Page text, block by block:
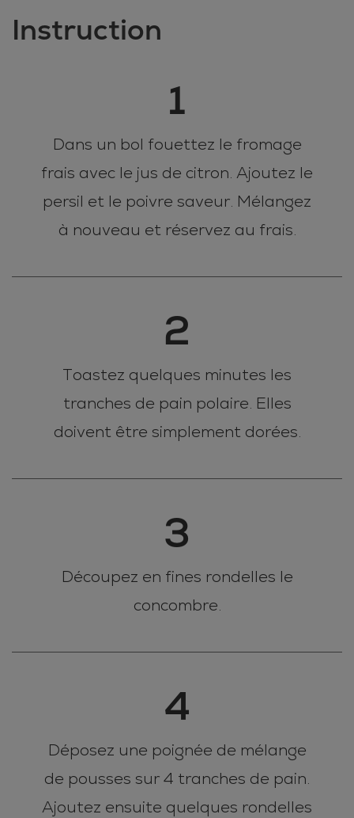
Instruction
1
Dans un bol fouettez le fromage
frais avec le jus de citron. Ajoutez le
persil et le poivre saveur. Mélangez
à nouveau et réservez au frais.
2
Toastez quelques minutes les
tranches de pain polaire. Elles
doivent être simplement dorées.
3
Découpez en fines rondelles le
concombre.
4
Déposez une poignée de mélange
de pousses sur 4 tranches de pain.
Ajoutez ensuite quelques rondelles